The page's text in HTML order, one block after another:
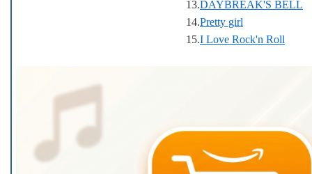
13.DAYBREAK'S BELL
14.Pretty girl
15.I Love Rock'n Roll